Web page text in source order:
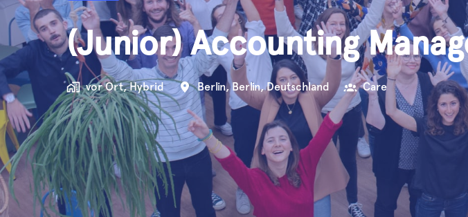
(Junior) Accounting
vor Ort, Hybrid Berlin, Berlin, Deutschland Care